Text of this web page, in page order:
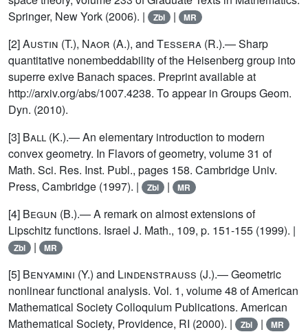
Springer, New York (2006). |
Zbl | MR
[2]Austin (T.), Naor (A.), and Tessera (R.).— Sharp
quantitative nonembeddability of the Heisenberg group into
superre exive Banach spaces. Preprint available at
http://arxiv.org/abs/1007.4238. To appear in Groups Geom.
Dyn. (2010).
[3] Ball (K.).— An elementary introduction to modern
convex geometry. In Flavors of geometry, volume 31 of
Math. Sci. Res. Inst. Publ., pages 158. Cambridge Univ.
Press, Cambridge (1997). |
Zbl | MR
[4] Begun (B.).— A remark on almost extensions of
Lipschitz functions. Israel J. Math., 109, p. 151-155 (1999). |
Zbl | MR
[5] Benyamini (Y.) and Lindenstrauss (J.).— Geometric
nonlinear functional analysis. Vol. 1, volume 48 of American
Mathematical Society Colloquium Publications. American
Mathematical Society, Providence, RI (2000). |
Zbl | MR